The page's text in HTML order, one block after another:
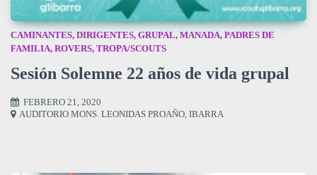
CAMINANTES, DIRIGENTES, GRUPAL, MANADA, PADRES DE
FAMILIA, ROVERS, TROPA/SCOUTS
Sesión Solemne 22 años de vida grupal
FEBRERO 21, 2020
AUDITORIO MONS. LEONIDAS PROAÑO, IBARRA